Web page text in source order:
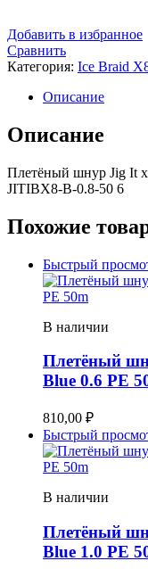
Добавить в избранное
Сравнить
Категория: Ice Braid
Описание
Описание
Плетёный шнур Jig It
JITIBX8-B-0.8-50 6
Похожие
Быстрый
В наличии
Плетёный
Blue 0.6 PE
810,00 ₽
Быстрый
В наличии
Плетёный
Blue 1.0 PE